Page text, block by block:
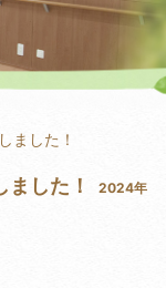
t
ました！
した！
2024年